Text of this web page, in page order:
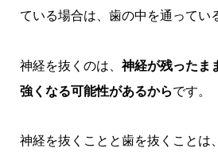
ている場合は、歯の中を通ってい
神経を抜くのは、神経が残ったま
強くなる可能性があるからです。
神経を抜くことと歯を抜くことは